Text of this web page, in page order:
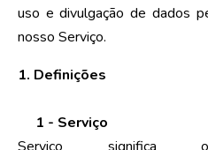
uso e divulgação de dados
nosso Serviço.
1. Definições
1 - Serviço